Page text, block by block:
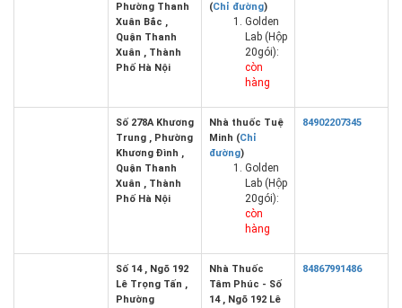
Phường Thanh
Xuân Bắc ,
Quận Thanh
Xuân , Thành
Phố Hà Nội
(Chỉ đường)
Golden
Lab (Hộp
20gói):
còn
hàng
Số 278A Khương
Trung , Phường
Khương Đình ,
Quận Thanh
Xuân , Thành
Phố Hà Nội
Nhà thuốc Tuệ
Minh (Chỉ
đường)
Golden
Lab (Hộp
20gói):
còn
hàng
84902207345
Số 14 , Ngõ 192
Lê Trọng Tấn ,
Phường
Nhà Thuốc
Tâm Phúc - Số
14 , Ngõ 192 Lê
84867991486